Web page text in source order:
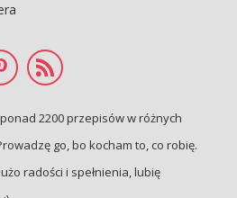
2200 przepisów w różnych
go, bo kocham to, co robię.
radości i spełnienia, lubię